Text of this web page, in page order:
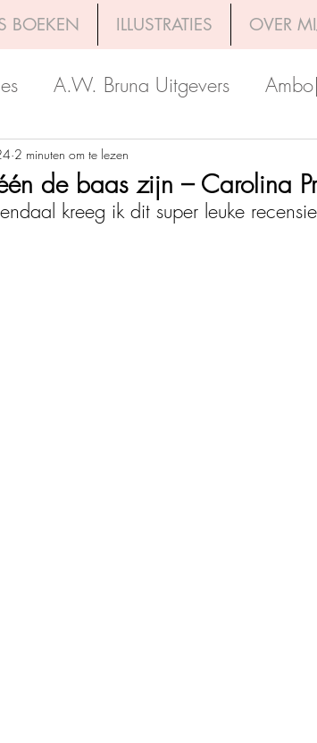
BOEKEN ILLUSTRATIES OVER
A.W. Bruna Uitgevers
Uitgeverij Luitingh-Sijthoff
Godijn Publishing Kosmos Uitgevers
de baas zijn – Carolina
2 minuten om te lezen
kreeg ik dit super leuke